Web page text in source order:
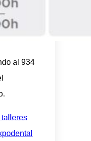
al 934